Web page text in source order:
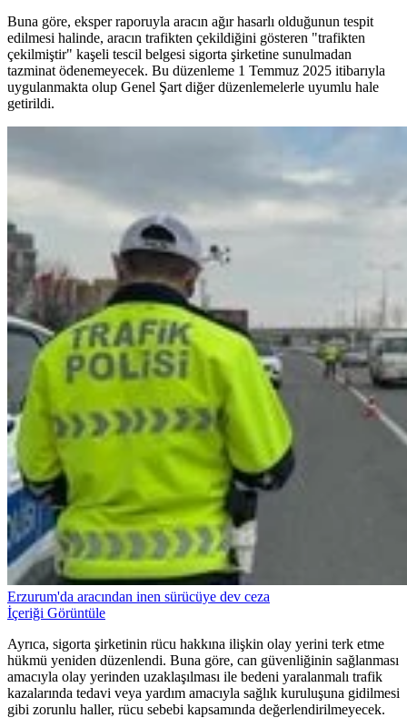
Buna göre, eksper raporuyla aracın ağır hasarlı olduğunun tespit
edilmesi halinde, aracın trafikten çekildiğini gösteren "trafikten
çekilmiştir" kaşeli tescil belgesi sigorta şirketine sunulmadan
tazminat ödenemeyecek. Bu düzenleme 1 Temmuz 2025 itibarıyla
uygulanmakta olup Genel Şart diğer düzenlemelerle uyumlu hale
getirildi.
Erzurum'da aracından inen sürücüye dev ceza
İçeriği Görüntüle
Ayrıca, sigorta şirketinin rücu hakkına ilişkin olay yerini terk etme
hükmü yeniden düzenlendi. Buna göre, can güvenliğinin sağlanması
amacıyla olay yerinden uzaklaşılması ile bedeni yaralanmalı trafik
kazalarında tedavi veya yardım amacıyla sağlık kuruluşuna gidilmesi
gibi zorunlu haller, rücu sebebi kapsamında değerlendirilmeyecek.